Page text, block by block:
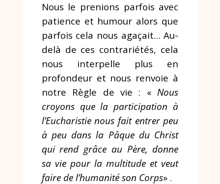
Nous le prenions parfois avec
patience et humour alors que
parfois cela nous agaçait… Au-
delà de ces contrariétés, cela
nous interpelle plus en
profondeur et nous renvoie à
notre Règle de vie : «Nous
croyons que la participation à
l’Eucharistie nous fait entrer peu
à peu dans la Pâque du Christ
qui rend grâce au Père, donne
sa vie pour la multitude et veut
faire de l’humanité son Corps» .